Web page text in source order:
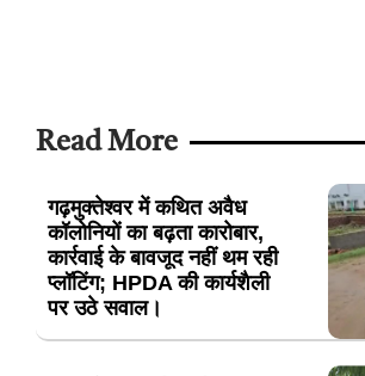
Read More
गढ़मुक्तेश्वर में कथित अवैध
कॉलोनियों का बढ़ता कारोबार,
कार्रवाई के बावजूद नहीं थम रही
प्लॉटिंग; HPDA की कार्यशैली
पर उठे सवाल।